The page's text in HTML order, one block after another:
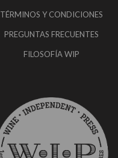
TÉRMINOS Y CONDICIONES
PREGUNTAS FRECUENTES
FILOSOFÍA WIP